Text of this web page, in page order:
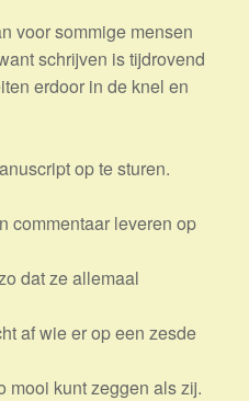
voor sommige mensen
schrijven is tijdrovend
erdoor in de knel en
op te sturen.
commentaar leveren op
dat ze allemaal
af wie er op een zesde
mooi kunt zeggen als zij.